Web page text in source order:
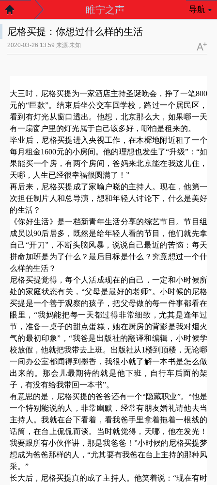
睢宁之声 导航
尼格买提：你想过什么样的生活
2020-03-26 13:59 来源:未知
大三时，尼格买提为一家酒店主持圣诞晚会，挣了一笔800
元的“巨款”。结束后坐公交车回学校，路过一个居民区，
看到有灯光从窗口透出。他想，北京那么大，如果哪一天
有一扇窗户里的灯光属于自己该多好，哪怕是租来的。
毕业后，尼格买提进入央视工作，在木樨地附近租了一个
每月租金1600元的小房间。他的理想也发生了“升级”：“如
果能买一个房，有两个房间，爸妈来北京能在我这儿住，
天哪，人生已经很幸福很圆满了！”
再后来，尼格买提成了家喻户晓的主持人。现在，他第一
次担任制片人和总导演，想和年轻人讨论下，什么是美好
的生活？
《你好生活》是一档新青年生活分享的综艺节目。节目组
成员以90后居多，既然是给年轻人看的节目，他们就先拿
自己“开刀”，不断头脑风暴，说说自己最近的苦恼：每天
拼命加班是为了什么？最后目标是什么？究竟想过一个什
么样的生活？
尼格买提觉得，每个人活成现在的自己，一定和小时候所
处的家庭状态有关， “父母是最好的老师”。小时候的尼格
买提是一个善于观察的孩子，把父母做的每一件事都看在
眼里，“我妈能把每一天都过得非常细致，尤其是逢年过
节，准备一桌子的甜点蛋糕，她在厨房的背影是我对烟火
气的最初印象”，“我爸是出版社的翻译和编辑，小时候学
校放假，他就把我带去上班。出版社从1楼到顶楼，无论哪
一间办公室都闻得到墨香，我很小就了解一本书是怎么做
出来的。那会儿最期待的就是他下班，自行车后面的架
子，有没有给我带回一本书”。
有意思的是，尼格买提的爸爸还有一个“隐藏职业”。“他是
一个特别能说的人，非常幽默，经常有朋友婚礼请他去当
主持人。我就在台下看着，看我爸手里拿着拖着一根线的
话筒，在台上侃侃而谈。当时就觉得，天哪，他在发光！
我要跟所有小伙伴讲，那是我爸爸！”小时候的尼格买提梦
想成为爸爸那样的人，“尤其要有我爸在台上主持的那种风
采。”
长大后，尼格买提真的成了主持人。他笑着说： “现在有时